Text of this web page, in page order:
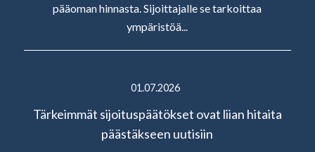
pääoman hinnasta. Sijoittajalle se tarkoittaa
ympäristöä...
01.07.2026
Tärkeimmät sijoituspäätökset ovat liian hitaita
päästäkseen uutisiin